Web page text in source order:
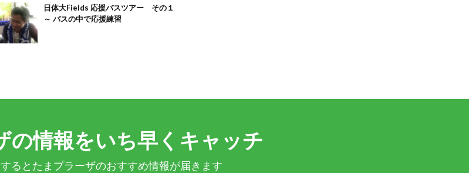
日体大Fields 応援バスツアー その１
～ バスの中で応援練習
の情報をいち早くキャッチ
るとたまプラーザのおすすめ情報が届きます